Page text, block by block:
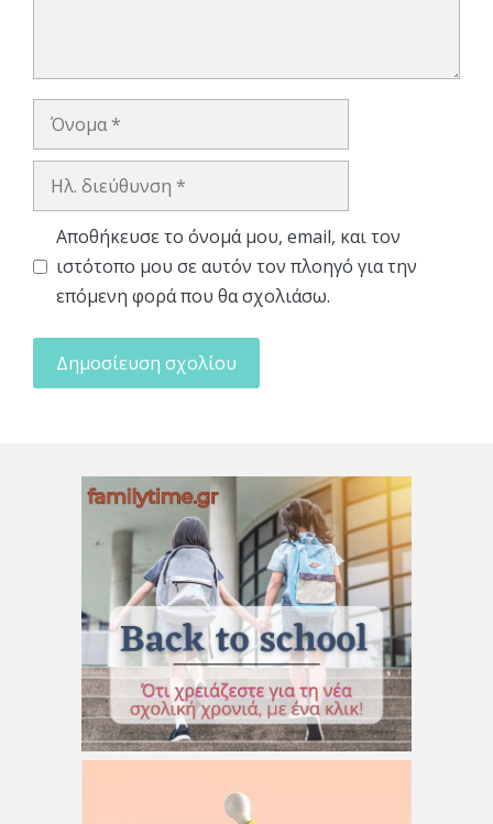
Όνομα
Ηλ.
διεύθυνση
Αποθήκευσε το όνομά μου, email, και τον
ιστότοπο μου σε αυτόν τον πλοηγό για την
επόμενη φορά που θα σχολιάσω.